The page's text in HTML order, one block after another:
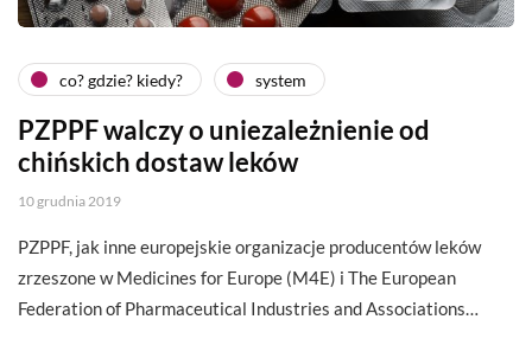
co? gdzie? kiedy? system
PZPPF walczy o uniezależnienie od
chińskich dostaw leków
10 grudnia 2019
PZPPF, jak inne europejskie organizacje producentów leków
zrzeszone w Medicines for Europe (M4E) i The European
Federation of Pharmaceutical Industries and Associations…